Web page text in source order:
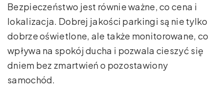
Bezpieczeństwo jest równie ważne, co cena i
lokalizacja. Dobrej jakości parkingi są nie tylko
dobrze oświetlone, ale także monitorowane, co
wpływa na spokój ducha i pozwala cieszyć się
dniem bez zmartwień o pozostawiony
samochód.